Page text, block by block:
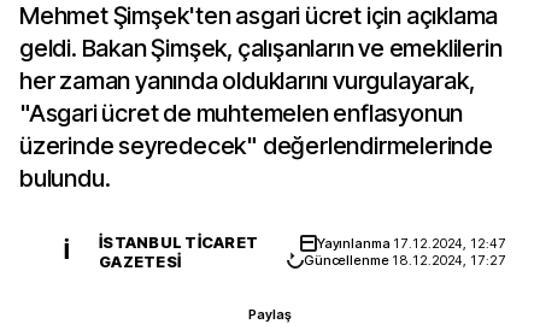
Mehmet Şimşek'ten asgari ücret için açıklama
geldi. Bakan Şimşek, çalışanların ve emeklilerin
her zaman yanında olduklarını vurgulayarak,
"Asgari ücret de muhtemelen enflasyonun
üzerinde seyredecek" değerlendirmelerinde
bulundu.
İ
İSTANBUL TICARET
GAZETESI
Yayınlanma 17.12.2024, 12:47
Güncellenme 18.12.2024, 17:27
Paylaş